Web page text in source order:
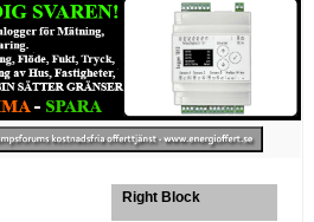
Right Block